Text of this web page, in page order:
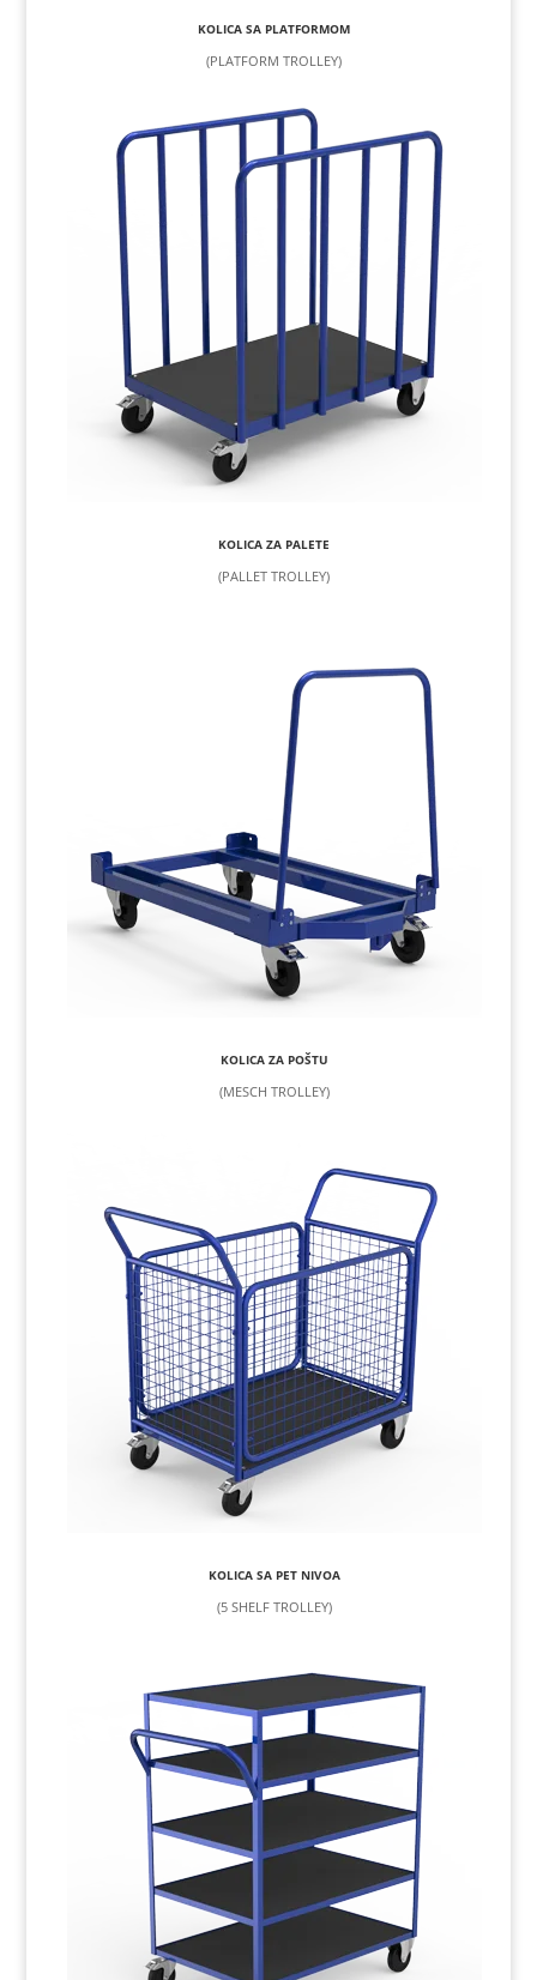
KOLICA SA PLATFORMOM
(PLATFORM TROLLEY)
KOLICA ZA PALETE
(PALLET TROLLEY)
KOLICA ZA POŠTU
(MESCH TROLLEY)
KOLICA SA PET NIVOA
(5 SHELF TROLLEY)